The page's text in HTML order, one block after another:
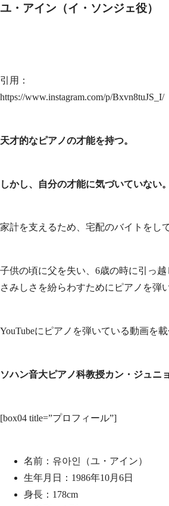
ユ・アイン（イ・ソンジェ役）
引用：
https://www.instagram.com/p/Bxvn8tuJS_I/
天才的なピアノの才能を持つ。
しかし、自分の才能に気づいていない。
家計を支えるため、宅配のバイトをし
子供の頃に父を失い、6歳の時に引っ
さみしさを紛らわすためにピアノを弾
YouTubeにピアノを弾いている動画を
ソハン音大ピアノ科教授カン・ジュニ
[box04 title=”プロフィール”]
名前：유아인（ユ・アイン）
生年月日：1986年10月6日
身長：178cm